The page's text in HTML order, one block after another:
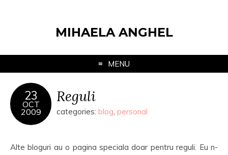
MIHAELA ANGHEL
MENU
23
OCT
2009
Reguli
categories: blog, personal
Alte bloguri au o pagina speciala doar pentru reguli. Eu n-